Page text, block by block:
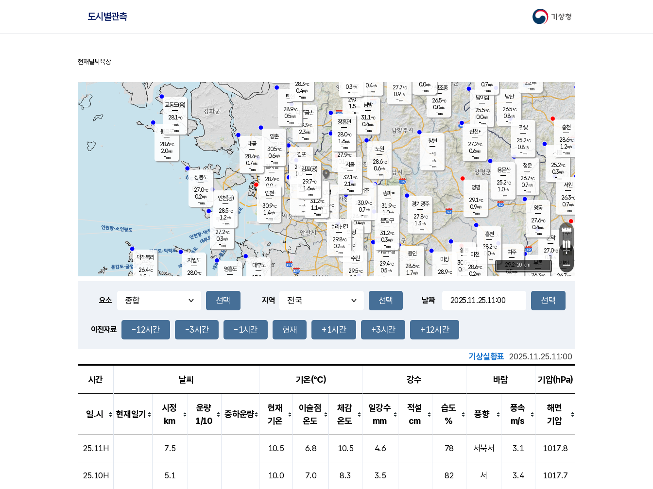
기상청
도시별관측
홈
현재날씨 육상
풍도
1.7m/s
문막
27.0℃
0.8
mm
남이섬
25.5℃
0.0m/s
-mm
무의도
27.2℃
0.3m/s
-mm
영흥도
볼음도
28.6℃
2.0m/s
-mm
자월도
28.0℃
양주
29.8℃
1.5
-mm
부론
26.3℃
과천
28.4℃
0.4m/s
- mm
남산
26.5℃
0.8m/s
-mm
장봉도
27.0℃
0.2m/s
-mm
-mm
청운
26.7℃
0.7m/s
-mm
팔봉
25.2℃
0.8m/s
-mm
-mm
용인
28.6℃
1.7m/s
여주
29.2℃
0.5m/s
양동
27.6℃
0.4m/s
-mm
경기광주
27.8℃
1.3m/s
-mm
장호원
0.7m/s
-mm
27.4
℃
대부도
27.8
-
경서동
28.4℃
0.0m/s
-mm
파주금촌
29.3℃
2.3m/s
-mm
가평조종
26.5℃
0.0m/s
-mm
27.7℃
0.9m/s
-mm
대곶
28.4℃
0.7m/s
-mm
신천*
27.2℃
0.6m/s
-mm
창현
-℃
-m/s
-mm
탄현
28.9℃
0.5m/s
-mm
0.0m/s
-mm
31.6℃
0.7m/s
-mm
흥천
28.2℃
0.0m/s
-mm
마장
28.9℃
의왕
- ℃
m/s
mm
김포
29.9℃
0.0 m/s
mm
설봉
30.5
0.8 m/s
- mm
광명
32.8 ℃
1.1 m/s
-mm
부천
-℃
-m/s
-mm
-mm
양촌
30.5℃
0.6m/s
-mm
구로
31.2℃
1.1 m/s
-mm
은평
27.9℃
0.1 m/s
- mm
노원
28.6℃
0.6m/s
-mm
송파*
31.9℃
1.0m/s
-mm
서초
30.9℃
0.7m/s
-mm
남방
31.1℃
0.4m/s
-mm
기흥구갈
29.4℃
0.5m/s
-
수리산길
29.8℃
0.2m/s
-mm
분당구
31.2℃
0.3m/s
-mm
장흥면
28.0℃
1.6m/s
-mm
0.3m/s
-mm
시동
25.2℃
0.3m/s
- mm
귀래
26.7℃
서원
26.3℃
0.7m/s
-mm
용문산
25.2℃
1.0m/s
-mm
덕적북리
26.4℃
1.5 m/s
인천(공)
28.5℃
1.2m/s
-mm
김포(공)
29.7℃
1.6m/s
-mm
교동도(음)
28.1℃
-m/s
-mm
홍천
28.6℃
1.2m/s
-mm
이천
28.6℃
0.2m/s
양평
29.1℃
0.9m/s
-mm
수원
29.5℃
0.9m/s
인천
30.9℃
1.4m/s
-mm
서울
32.1℃
2.1 m/s
-mm
2.2m/s
-mm
28.3℃
0.4m/s
-mm
0.4m/s
-mm
+
−
20 km
요소 지역 날짜
이전자료 -12시간 -3시간 -1시간 현재 +1시간 +3시간 +12시간
기상실황표 2025.11.25.11:00
시간 날씨 기온(℃) 강수 바람 기압(hPa)
일.시 현재일기
시정
km
운량
1/10
중하운량
현재
기온
이슬점
온도
체감
온도
일강수
mm
적설
cm
습도
%
풍향
풍속
m/s
해면
기압
25.11H 7.5 10.5 6.8 10.5 4.6 78 서북서 3.1 1017.8
25.10H 5.1 10.0 7.0 8.3 3.5 82 서 3.4 1017.7